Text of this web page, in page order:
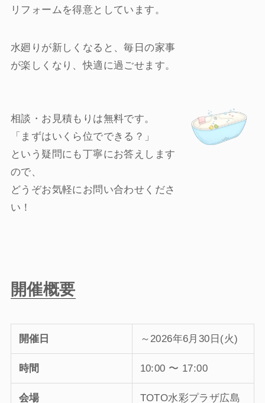
リフォームを得意としています。
水廻りが新しくなると、毎日の家事
が楽しくなり、快適に過ごせます。
相談・お見積もりは無料です。
「まずはいくら位でできる？」
という疑問にも丁寧にお答えします
ので、
どうぞお気軽にお問い合わせくださ
い！
開催概要
開催日 ～2026年6月30日(火)
時間 10:00 〜 17:00
会場 TOTO水彩プラザ広島